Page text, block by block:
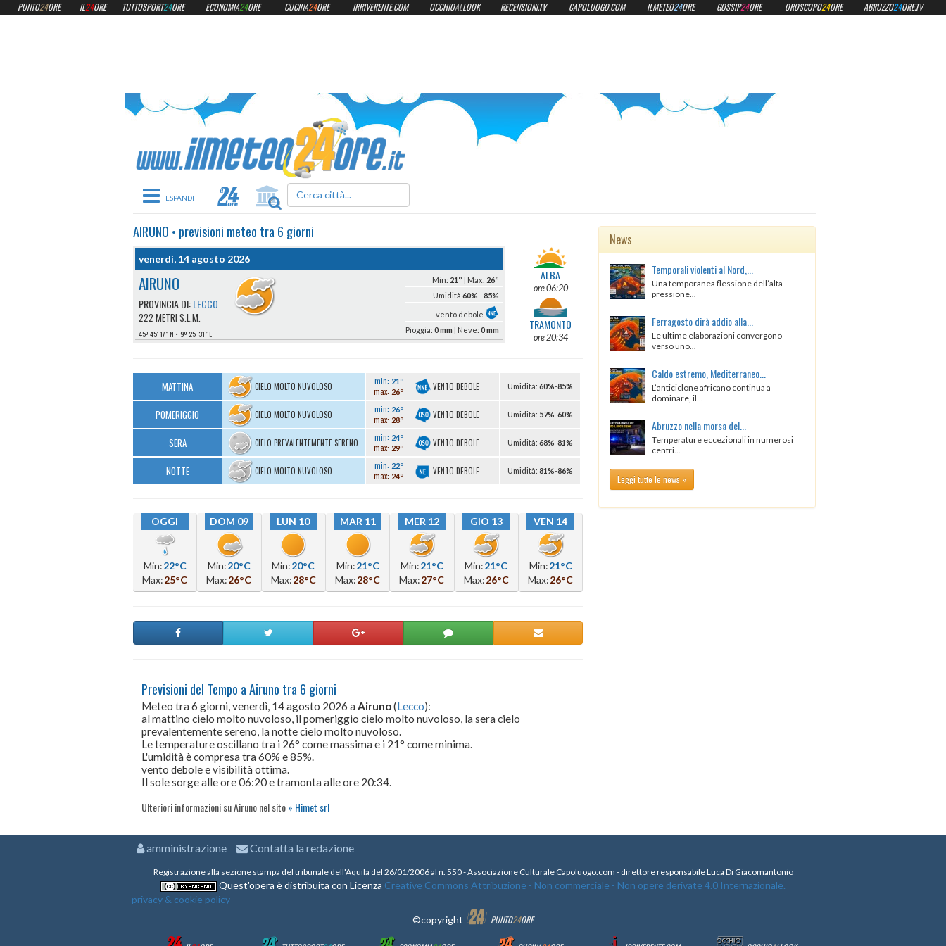
ilmeteo24ore.it
Toggle navigation
AIRUNO • previsioni meteo tra 6 giorni
venerdì, 14 agosto 2026
AIRUNO
PROVINCIA DI:LECCO
222 METRI S.L.M.
45º 45′ 17″ N 9º 25′ 31″ E
Min: 21° | Max: 26°
Umidità60%-85%
vento debole
Pioggia:0 mm | Neve:0 mm
ALBA
ore 06:20
TRAMONTO
ore 20:34
MATTINA CIELO MOLTO NUVOLOSO min: 21º
max: 26º VENTO DEBOLE Umidità: 60%-85%
POMERIGGIO CIELO MOLTO NUVOLOSO min: 26º
max: 28º VENTO DEBOLE Umidità: 57%-60%
SERA CIELO PREVALENTEMENTE SERENO min: 24º
max: 29º VENTO DEBOLE Umidità: 68%-81%
NOTTE CIELO MOLTO NUVOLOSO min: 22º
max: 24º VENTO DEBOLE Umidità: 81%-86%
OGGI
Min:22°C
Max:25°C
DOM 09
Min:20°C
Max:26°C
LUN 10
Min:20°C
Max:28°C
MAR 11
Min:21°C
Max:28°C
MER 12
Min:21°C
Max:27°C
GIO 13
Min:21°C
Max:26°C
VEN 14
Min:21°C
Max:26°C
Previsioni del Tempo a Airuno tra 6 giorni
Meteo tra 6 giorni, venerdì, 14 agosto 2026 a Airuno(Lecco):
al mattino cielo molto nuvoloso, il pomeriggio cielo molto nuvoloso, la sera cielo
prevalentemente sereno, la notte cielo molto nuvoloso.
Le temperature oscillano tra i 26° come massima e i 21° come minima.
L'umidità è compresa tra 60% e 85%.
vento debole e visibilità ottima.
Il sole sorge alle ore 06:20 e tramonta alle ore 20:34.
Ulteriori informazioni su Airuno nel sito Himet srl
News
Temporali violenti al Nord,...
Una temporanea flessione dell’alta
pressione...
Ferragosto dirà addio alla...
Le ultime elaborazioni convergono
verso uno...
Caldo estremo, Mediterraneo...
L’anticiclone africano continua a
dominare, il...
Abruzzo nella morsa del...
Temperature eccezionali in numerosi
centri...
Leggi tutte le news »
PUNTO24ORE IL24ORE TUTTOSPORT24ORE ECONOMIA24ORE CUCINA24ORE IRRIVERENTE.COM OCCHIOALLOOK RECENSIONI.TV CAPOLUOGO.COM ILMETEO24ORE GOSSIP24ORE OROSCOPO24ORE ABRUZZO24ORE.TV
amministrazione Contatta la redazione
Registrazione alla sezione stampa del tribunale dell'Aquila del 26/01/2006 al n. 550 - Associazione Culturale Capoluogo.com - direttore responsabile Luca Di Giacomantonio
Quest'opera è distribuita con Licenza Creative Commons Attribuzione - Non commerciale - Non opere derivate 4.0 Internazionale.
privacy & cookie policy
©copyright
PUNTO24ORE